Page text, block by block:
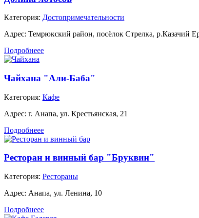
Категория: Достопримечательности
Адрес: Темрюкский район, посёлок Стрелка, р.Казачий
Подробнеее
Чайхана "Али-Баба"
Категория: Кафе
Адрес: г. Анапа, ул. Крестьянская, 21
Подробнеее
Ресторан и винный бар "Бруквин"
Категория: Рестораны
Адрес: Анапа, ул. Ленина, 10
Подробнеее